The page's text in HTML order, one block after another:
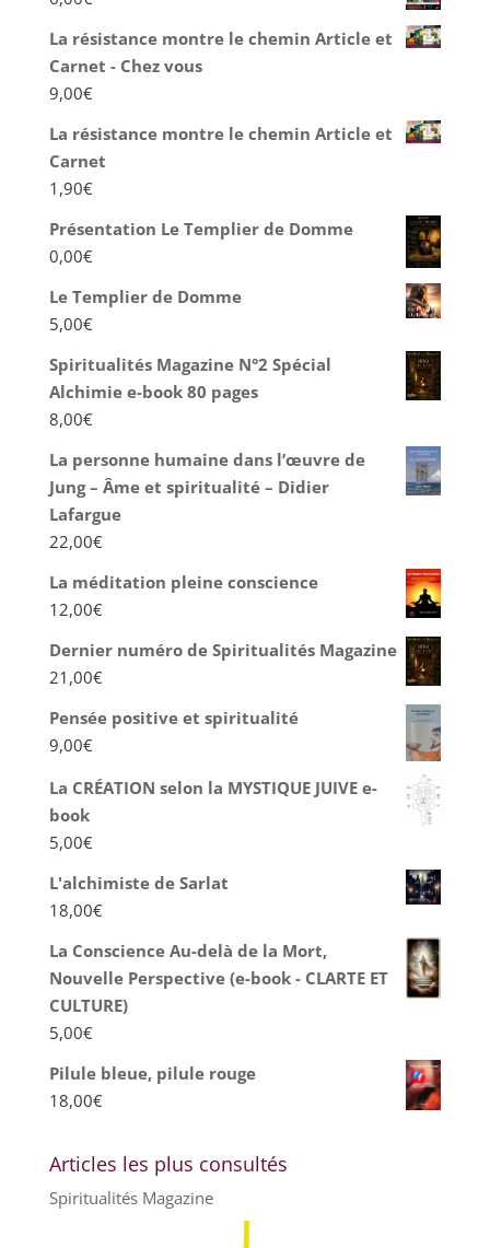
La résistance montre le chemin Article et
Carnet - Chez vous
9,00€
La résistance montre le chemin Article et
Carnet
1,90€
Présentation Le Templier de Domme
0,00€
Le Templier de Domme
5,00€
Spiritualités Magazine N°2 Spécial
Alchimie e-book 80 pages
8,00€
La personne humaine dans l’œuvre de
Jung – Âme et spiritualité – Didier
Lafargue
22,00€
La méditation pleine conscience
12,00€
Dernier numéro de Spiritualités Magazine
21,00€
Pensée positive et spiritualité
9,00€
La CRÉATION selon la MYSTIQUE JUIVE e-
book
5,00€
L'alchimiste de Sarlat
18,00€
La Conscience Au-delà de la Mort,
Nouvelle Perspective (e-book - CLARTE ET
CULTURE)
5,00€
Pilule bleue, pilule rouge
18,00€
Articles les plus consultés
Spiritualités Magazine